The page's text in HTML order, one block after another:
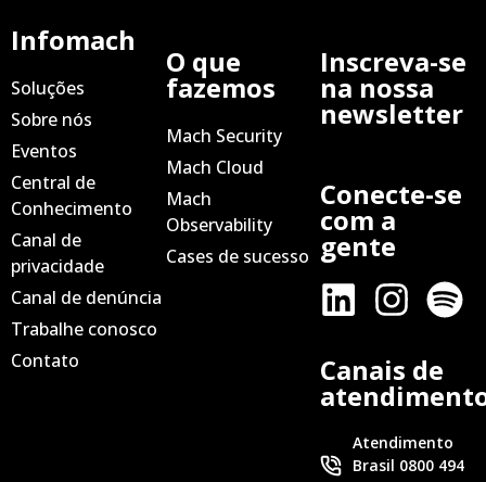
Infomach
Soluções
Sobre nós
Eventos
Central de
Conhecimento
Canal de
privacidade
Canal de denúncia
Trabalhe conosco
Contato
O que
fazemos
Mach Security
Mach Cloud
Mach
Observability
Cases de sucesso
Inscreva-se
na nossa
newsletter
Conecte-se
com a
gente
Canais de
Atendimento
Brasil 0800 494